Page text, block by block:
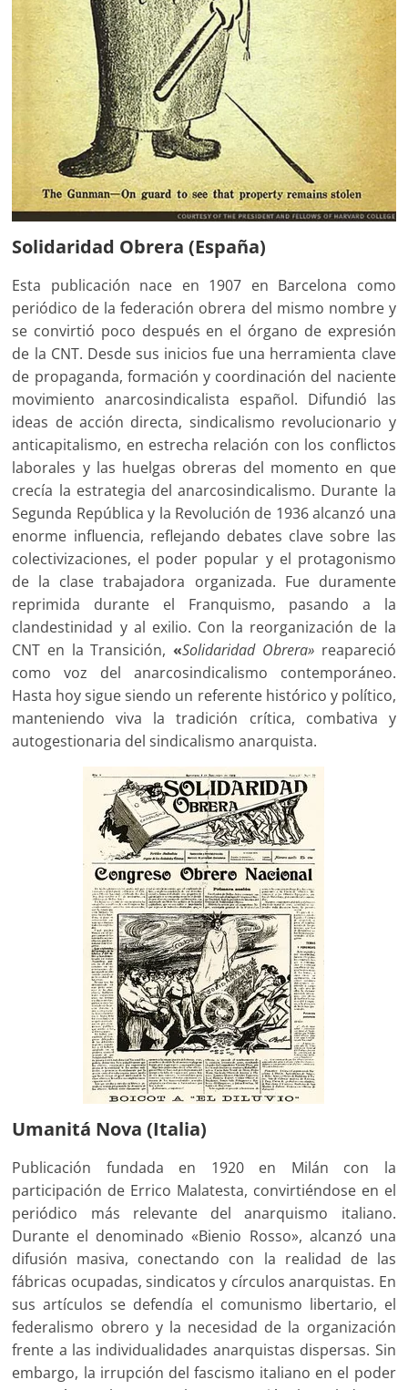
Solidaridad Obrera (España)
Esta publicación nace en 1907 en Barcelona como
periódico de la federación obrera del mismo nombre y
se convirtió poco después en el órgano de expresión
de la CNT. Desde sus inicios fue una herramienta clave
de propaganda, formación y coordinación del naciente
movimiento anarcosindicalista español. Difundió las
ideas de acción directa, sindicalismo revolucionario y
anticapitalismo, en estrecha relación con los conflictos
laborales y las huelgas obreras del momento en que
crecía la estrategia del anarcosindicalismo. Durante la
Segunda República y la Revolución de 1936 alcanzó una
enorme influencia, reflejando debates clave sobre las
colectivizaciones, el poder popular y el protagonismo
de la clase trabajadora organizada. Fue duramente
reprimida durante el Franquismo, pasando a la
clandestinidad y al exilio. Con la reorganización de la
CNT en la Transición,«Solidaridad Obrera»reapareció
como voz del anarcosindicalismo contemporáneo.
Hasta hoy sigue siendo un referente histórico y político,
manteniendo viva la tradición crítica, combativa y
autogestionaria del sindicalismo anarquista.
Umanitá Nova (Italia)
Publicación fundada en 1920 en Milán con la
participación de Errico Malatesta, convirtiéndose en el
periódico más relevante del anarquismo italiano.
Durante el denominado «Bienio Rosso», alcanzó una
difusión masiva, conectando con la realidad de las
fábricas ocupadas, sindicatos y círculos anarquistas. En
sus artículos se defendía el comunismo libertario, el
federalismo obrero y la necesidad de la organización
frente a las individualidades anarquistas dispersas. Sin
embargo, la irrupción del fascismo italiano en el poder